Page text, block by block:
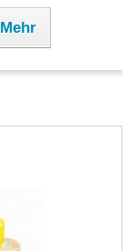
Mehr